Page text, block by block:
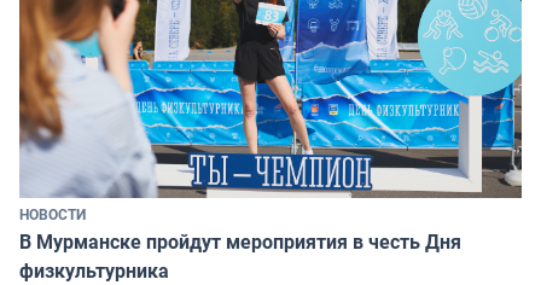
НОВОСТИ
В Мурманске пройдут мероприятия в честь Дня
физкультурника